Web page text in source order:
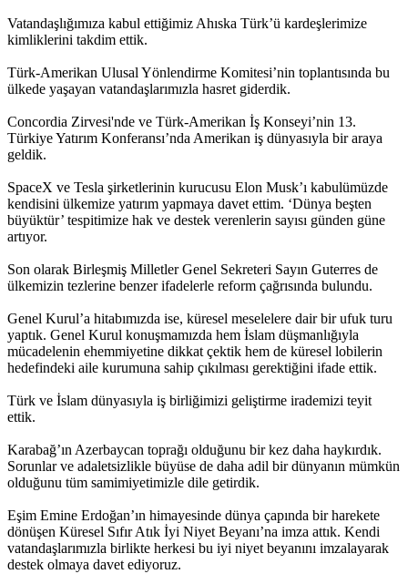
Vatandaşlığımıza kabul ettiğimiz Ahıska Türk’ü kardeşlerimize
kimliklerini takdim ettik.
Türk-Amerikan Ulusal Yönlendirme Komitesi’nin toplantısında bu
ülkede yaşayan vatandaşlarımızla hasret giderdik.
Concordia Zirvesi'nde ve Türk-Amerikan İş Konseyi’nin 13.
Türkiye Yatırım Konferansı’nda Amerikan iş dünyasıyla bir araya
geldik.
SpaceX ve Tesla şirketlerinin kurucusu Elon Musk’ı kabulümüzde
kendisini ülkemize yatırım yapmaya davet ettim. ‘Dünya beşten
büyüktür’ tespitimize hak ve destek verenlerin sayısı günden güne
artıyor.
Son olarak Birleşmiş Milletler Genel Sekreteri Sayın Guterres de
ülkemizin tezlerine benzer ifadelerle reform çağrısında bulundu.
Genel Kurul’a hitabımızda ise, küresel meselelere dair bir ufuk turu
yaptık. Genel Kurul konuşmamızda hem İslam düşmanlığıyla
mücadelenin ehemmiyetine dikkat çektik hem de küresel lobilerin
hedefindeki aile kurumuna sahip çıkılması gerektiğini ifade ettik.
Türk ve İslam dünyasıyla iş birliğimizi geliştirme irademizi teyit
ettik.
Karabağ’ın Azerbaycan toprağı olduğunu bir kez daha haykırdık.
Sorunlar ve adaletsizlikle büyüse de daha adil bir dünyanın mümkün
olduğunu tüm samimiyetimizle dile getirdik.
Eşim Emine Erdoğan’ın himayesinde dünya çapında bir harekete
dönüşen Küresel Sıfır Atık İyi Niyet Beyanı’na imza attık. Kendi
vatandaşlarımızla birlikte herkesi bu iyi niyet beyanını imzalayarak
destek olmaya davet ediyoruz.